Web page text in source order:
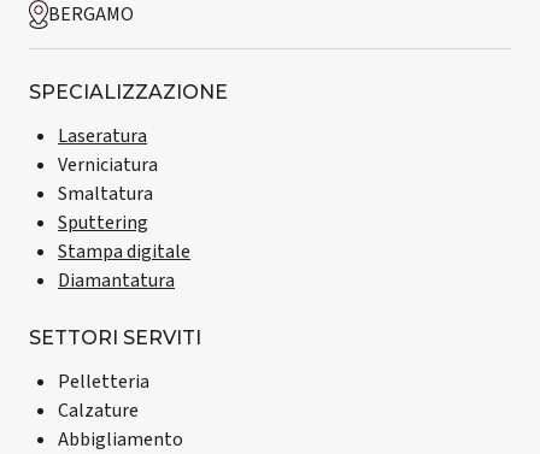
BERGAMO
SPECIALIZZAZIONE
Laseratura
Verniciatura
Smaltatura
Sputtering
Stampa digitale
Diamantatura
SETTORI SERVITI
Pelletteria
Calzature
Abbigliamento